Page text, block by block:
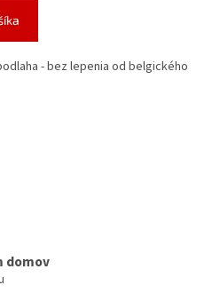
- bez lepenia od belgického
domov